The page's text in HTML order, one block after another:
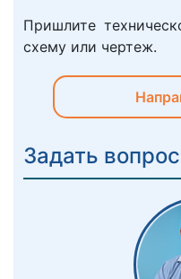
Пришлите
схему или чертеж.
Задать вопрос